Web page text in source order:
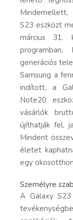
S23 eszközt
március 31.
generációs
Samsung a
indított, a
Note20
vásárlók
újíthatják fel,
Mindent
életet
egy
Személyre
A Galaxy S23